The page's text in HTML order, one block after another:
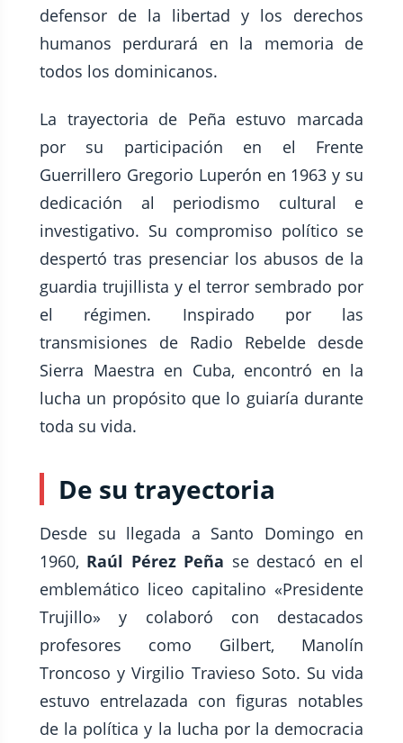
defensor de la libertad y los derechos
humanos perdurará en la memoria de
todos los dominicanos.
La trayectoria de Peña estuvo marcada
por su participación en el Frente
Guerrillero Gregorio Luperón en 1963 y su
dedicación al periodismo cultural e
investigativo. Su compromiso político se
despertó tras presenciar los abusos de la
guardia trujillista y el terror sembrado por
el régimen. Inspirado por las
transmisiones de Radio Rebelde desde
Sierra Maestra en Cuba, encontró en la
lucha un propósito que lo guiaría durante
toda su vida.
De su trayectoria
Desde su llegada a Santo Domingo en
1960, Raúl Pérez Peña se destacó en el
emblemático liceo capitalino «Presidente
Trujillo» y colaboró con destacados
profesores como Gilbert, Manolín
Troncoso y Virgilio Travieso Soto. Su vida
estuvo entrelazada con figuras notables
de la política y la lucha por la democracia